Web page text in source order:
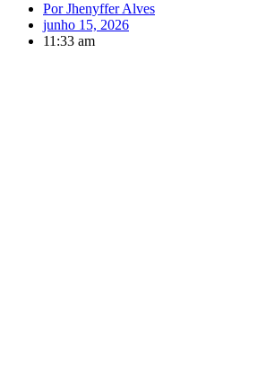
PorJhenyffer Alves
junho 15, 2026
11:33 am